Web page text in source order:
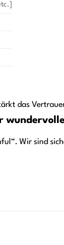
das
Wir sind